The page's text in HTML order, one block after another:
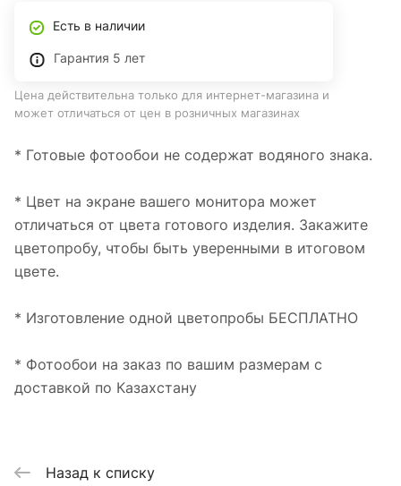
Есть в наличии
Гарантия 5 лет
Цена действительна только для интернет-магазина и
может отличаться от цен в розничных магазинах
* Готовые фотообои не содержат водяного знака.
* Цвет на экране вашего монитора может
отличаться от цвета готового изделия. Закажите
цветопробу, чтобы быть уверенными в итоговом
цвете.
* Изготовление одной цветопробы БЕСПЛАТНО
* Фотообои на заказ по вашим размерам с
доставкой по Казахстану
Назад к списку